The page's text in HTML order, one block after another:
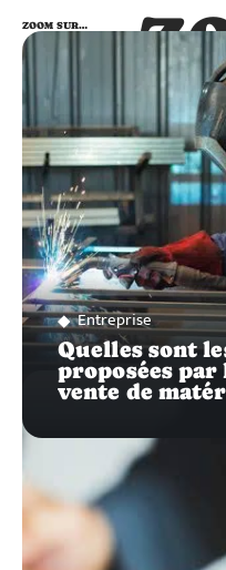
ZOOM SUR…
Entreprise
Quelles sont
proposées par
vente de